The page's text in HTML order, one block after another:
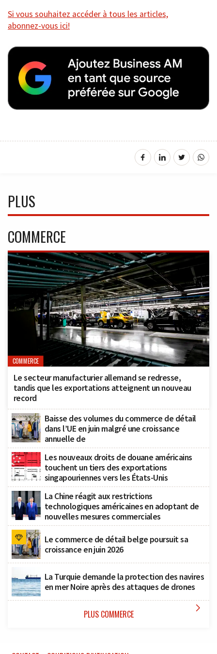
Si vous souhaitez accéder à tous les articles,
abonnez-vous ici!
PLUS
COMMERCE
COMMERCE
Le secteur manufacturier allemand se redresse,
tandis que les exportations atteignent un nouveau
record
Baisse des volumes du commerce de détail
dans l’UE en juin malgré une croissance
annuelle de
Les nouveaux droits de douane américains
touchent un tiers des exportations
singapouriennes vers les États-Unis
La Chine réagit aux restrictions
technologiques américaines en adoptant de
nouvelles mesures commerciales
Le commerce de détail belge poursuit sa
croissance en juin 2026
La Turquie demande la protection des navires
en mer Noire après des attaques de drones
PLUS COMMERCE 